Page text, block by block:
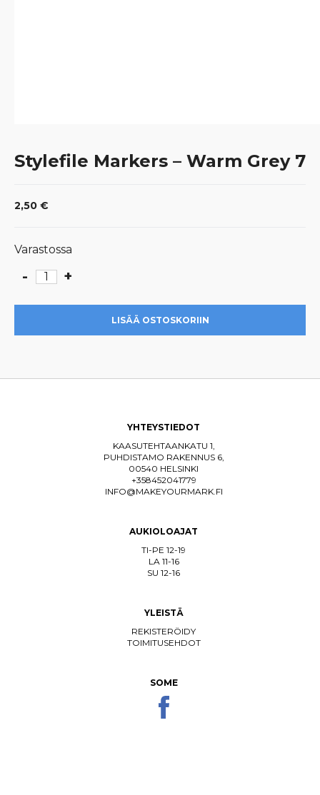
Stylefile Markers – Warm Grey 7
2,50 €
Varastossa
-
Stylefile
-
Grey
+
LISÄÄ OSTOSKORIIN
YHTEYSTIEDOT
KAASUTEHTAANKATU 1,
PUHDISTAMO RAKENNUS 6,
00540 HELSINKI
+358452041779
INFO@MAKEYOURMARK.FI
AUKIOLOAJAT
TI-PE 12-19
LA 11-16
SU 12-16
YLEISTÄ
REKISTERÖIDY
TOIMITUSEHDOT
SOME